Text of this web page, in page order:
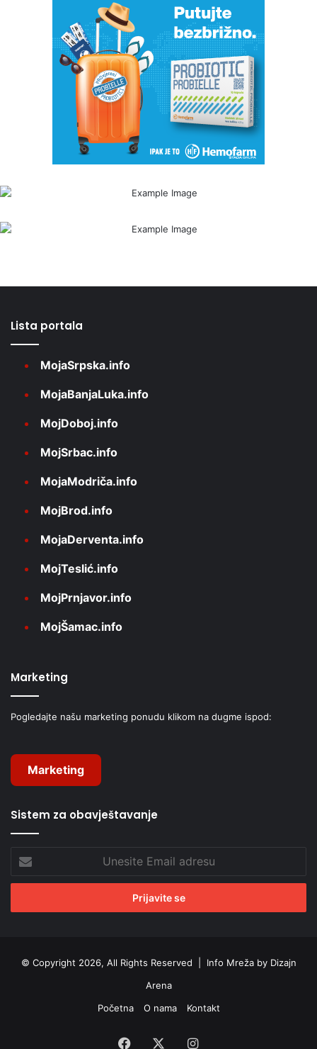
Lista portala
MojaSrpska.info
MojaBanjaLuka.info
MojDoboj.info
MojSrbac.info
MojaModriča.info
MojBrod.info
MojaDerventa.info
MojTeslić.info
MojPrnjavor.info
MojŠamac.info
Marketing
Pogledajte našu marketing ponudu klikom na dugme ispod:
Marketing
Sistem za obavještavanje
Email
adresu
© Copyright 2026, All Rights Reserved | Info Mreža by Dizajn
Arena
Početna
O nama Kontakt
Facebook Instagram